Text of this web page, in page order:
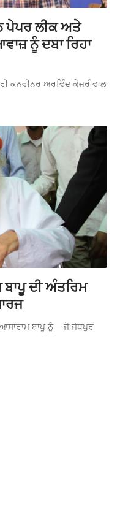
ਪੇਪਰ ਲੀਕ ਅਤੇ
ਨੂੰ ਦਬਾ ਰਿਹਾ
ਕਨਵੀਨਰ ਅਰਵਿੰਦ ਕੇਜਰੀਵਾਲ
ਦੀ ਅੰਤਰਿਮ
ਬਾਪੂ ਨੂੰ—ਜੋ ਜੋਧਪੁਰ